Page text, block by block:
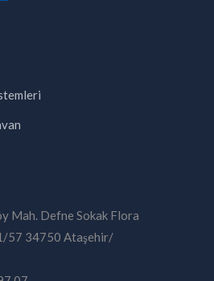
Mah. Defne Sokak Flora
57 34750 Ataşehir/